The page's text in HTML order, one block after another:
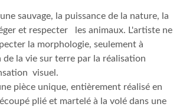
sauvage, la puissance de la nature, la
et respecter les animaux. L'artiste ne
la morphologie, seulement à
la vie sur terre par la réalisation
visuel.
pièce unique, entièrement réalisé en
plié et martelé à la volé dans une